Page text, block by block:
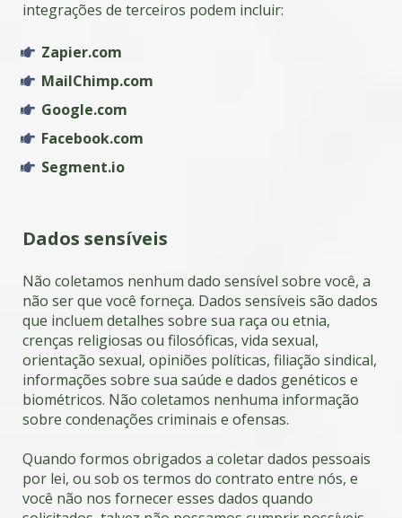
integrações de terceiros podem incluir:
Zapier.com
MailChimp.com
Google.com
Facebook.com
Segment.io
Dados sensíveis
Não coletamos nenhum dado sensível sobre você, a
não ser que você forneça. Dados sensíveis são dados
que incluem detalhes sobre sua raça ou etnia,
crenças religiosas ou filosóficas, vida sexual,
orientação sexual, opiniões políticas, filiação sindical,
informações sobre sua saúde e dados genéticos e
biométricos. Não coletamos nenhuma informação
sobre condenações criminais e ofensas.
Quando formos obrigados a coletar dados pessoais
por lei, ou sob os termos do contrato entre nós, e
você não nos fornecer esses dados quando